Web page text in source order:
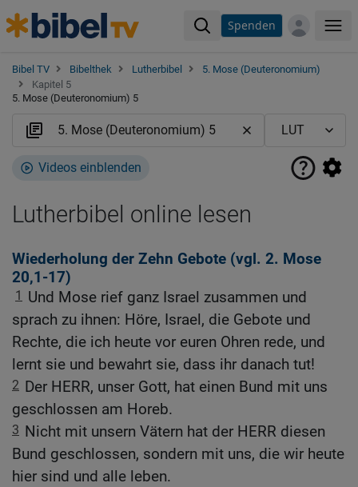
Spenden
Bibel TV Bibelthek Lutherbibel
5. Mose (Deuteronomium)
Kapitel 5
5. Mose (Deuteronomium) 5
Videos einblenden
Lutherbibel online lesen
Wiederholung der Zehn Gebote (vgl. 2. Mose
20,1-17)
1
Und Mose rief ganz Israel zusammen und
sprach zu ihnen: Höre, Israel, die Gebote und
Rechte, die ich heute vor euren Ohren rede, und
lernt sie und bewahrt sie, dass ihr danach tut!
2 Der HERR, unser Gott, hat einen Bund mit uns
geschlossen am Horeb.
3 Nicht mit unsern Vätern hat der HERR diesen
Bund geschlossen, sondern mit uns, die wir heute
hier sind und alle leben.